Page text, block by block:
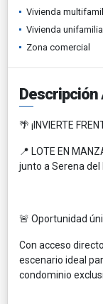
Vivienda
Vivienda
Zona comercial
Descripción
🌴 ¡INVIERTE
📍 LOTE EN
junto a Serena del
🚨 Oportunidad
Con acceso
escenario ideal
condominio